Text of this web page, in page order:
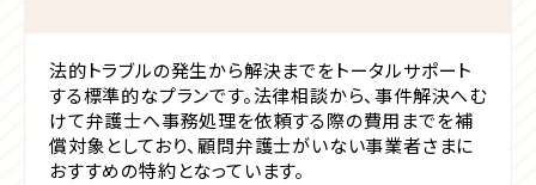
法的トラブルの発生から解決までをトータルサポート
する標準的なプランです。法律相談から、事件解決へむ
けて弁護士へ事務処理を依頼する際の費用までを補
償対象としており、顧問弁護士がいない事業者さまに
おすすめの特約となっています。